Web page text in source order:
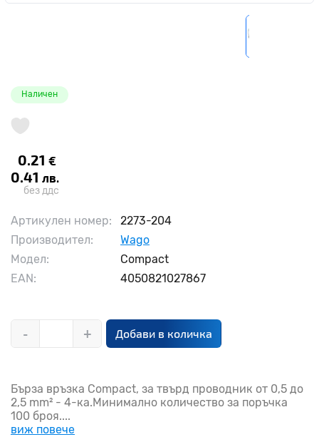
Наличен
0.21 €
0.41 лв.
без ддс
Артикулен номер:
2273-204
Производител:
Wago
Модел:
Compact
EAN:
4050821027867
- + Добави в количка
Бърза връзка Compact, за твърд проводник от 0,5 до
2,5 mm² - 4-ка.Минимално количество за поръчка
100 броя....
виж повече